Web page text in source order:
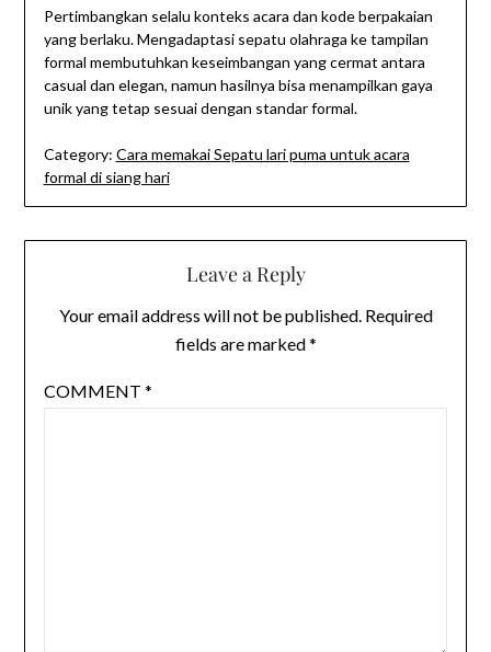
Pertimbangkan selalu konteks acara dan kode berpakaian
yang berlaku. Mengadaptasi sepatu olahraga ke tampilan
formal membutuhkan keseimbangan yang cermat antara
casual dan elegan, namun hasilnya bisa menampilkan gaya
unik yang tetap sesuai dengan standar formal.
Category: Cara memakai Sepatu lari puma untuk acara
formal di siang hari
Leave a Reply
Your email address will not be published. Required
fields are marked*
COMMENT *